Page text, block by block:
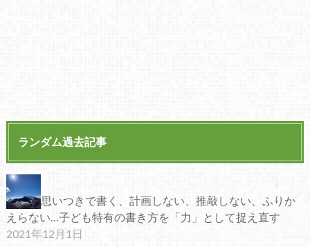
ランダム過去記事
思いつきで書く、計画しない、推敲しない、ふりか
えらない…子ども特有の書き方を「力」として捉え直す
2021年12月1日